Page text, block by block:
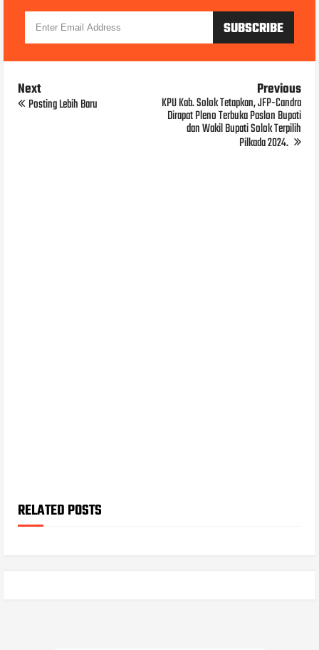
Next
Posting Lebih Baru
Previous
KPU Kab. Solok Tetapkan, JFP-Candra
Dirapat Pleno Terbuka Paslon Bupati
dan Wakil Bupati Solok Terpilih
Pilkada 2024.
RELATED POSTS